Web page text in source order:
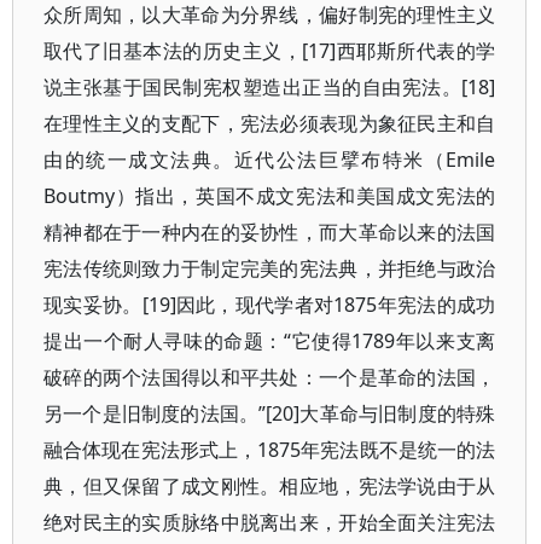
众所周知，以大革命为分界线，偏好制宪的理性主义
取代了旧基本法的历史主义，[17]西耶斯所代表的学
说主张基于国民制宪权塑造出正当的自由宪法。[18]
在理性主义的支配下，宪法必须表现为象征民主和自
由的统一成文法典。近代公法巨擘布特米（Emile
Boutmy）指出，英国不成文宪法和美国成文宪法的
精神都在于一种内在的妥协性，而大革命以来的法国
宪法传统则致力于制定完美的宪法典，并拒绝与政治
现实妥协。[19]因此，现代学者对1875年宪法的成功
提出一个耐人寻味的命题：“它使得1789年以来支离
破碎的两个法国得以和平共处：一个是革命的法国，
另一个是旧制度的法国。”[20]大革命与旧制度的特殊
融合体现在宪法形式上，1875年宪法既不是统一的法
典，但又保留了成文刚性。相应地，宪法学说由于从
绝对民主的实质脉络中脱离出来，开始全面关注宪法